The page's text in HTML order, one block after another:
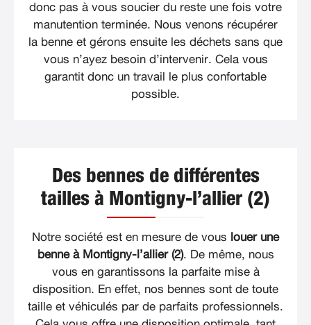
donc pas à vous soucier du reste une fois votre
manutention terminée. Nous venons récupérer
la benne et gérons ensuite les déchets sans que
vous n’ayez besoin d’intervenir. Cela vous
garantit donc un travail le plus confortable
possible.
Des bennes de différentes
tailles à Montigny-l’allier (2)
Notre société est en mesure de vous louer une
benne à Montigny-l’allier (2). De même, nous
vous en garantissons la parfaite mise à
disposition. En effet, nos bennes sont de toute
taille et véhiculés par de parfaits professionnels.